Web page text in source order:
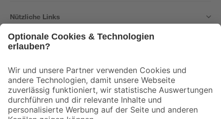
Nützliche Links
Der toom Newsletter: Keine Angebote und Aktionen mehr verpassen!
Zur Newsletter Anmeldung